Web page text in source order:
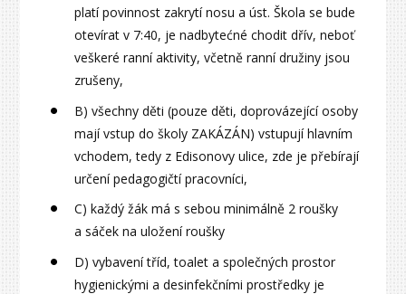
platí povinnost zakrytí nosu a úst. Škola se bude
otevírat v 7:40, je nadbytećné chodit dřív, neboť
veškeré ranní aktivity, včetně ranní družiny jsou
zrušeny,
B) všechny děti (pouze děti, doprovázející osoby
mají vstup do školy ZAKÁZÁN) vstupují hlavním
vchodem, tedy z Edisonovy ulice, zde je přebírají
určení pedagogičtí pracovníci,
C) každý žák má s sebou minimálně 2 roušky
a sáček na uložení roušky
D) vybavení tříd, toalet a společných prostor
hygienickými a desinfekčními prostředky je